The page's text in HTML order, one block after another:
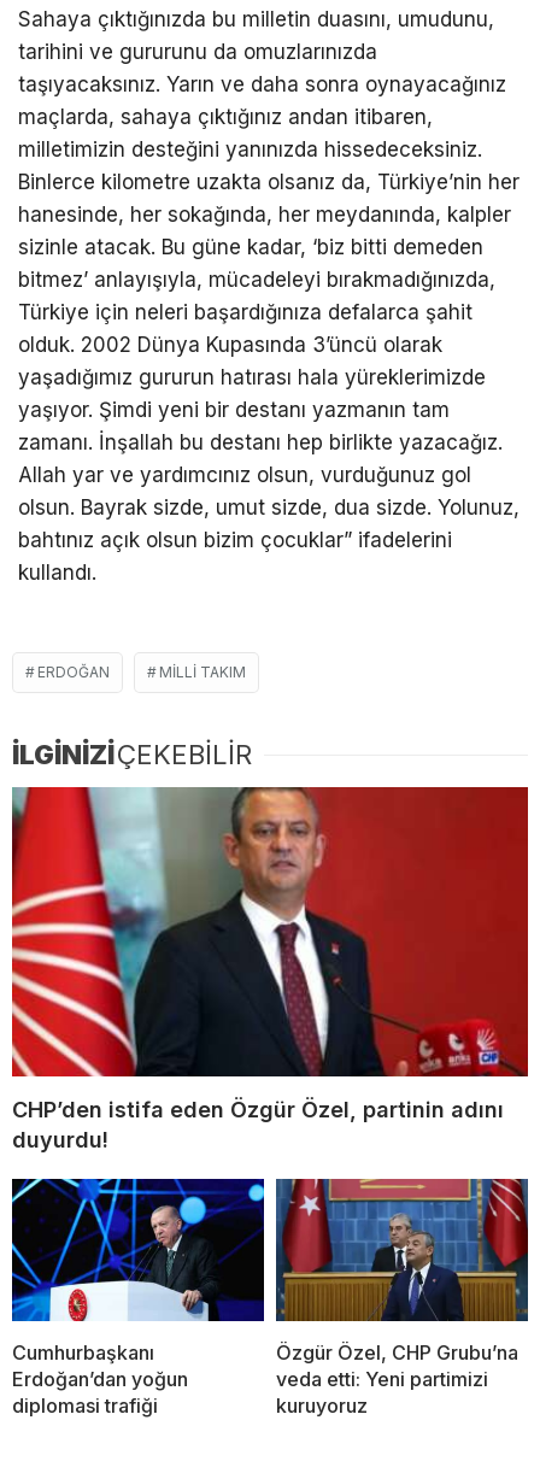
Sahaya çıktığınızda bu milletin duasını, umudunu,
tarihini ve gururunu da omuzlarınızda
taşıyacaksınız. Yarın ve daha sonra oynayacağınız
maçlarda, sahaya çıktığınız andan itibaren,
milletimizin desteğini yanınızda hissedeceksiniz.
Binlerce kilometre uzakta olsanız da, Türkiye’nin her
hanesinde, her sokağında, her meydanında, kalpler
sizinle atacak. Bu güne kadar, ‘biz bitti demeden
bitmez’ anlayışıyla, mücadeleyi bırakmadığınızda,
Türkiye için neleri başardığınıza defalarca şahit
olduk. 2002 Dünya Kupasında 3’üncü olarak
yaşadığımız gururun hatırası hala yüreklerimizde
yaşıyor. Şimdi yeni bir destanı yazmanın tam
zamanı. İnşallah bu destanı hep birlikte yazacağız.
Allah yar ve yardımcınız olsun, vurduğunuz gol
olsun. Bayrak sizde, umut sizde, dua sizde. Yolunuz,
bahtınız açık olsun bizim çocuklar” ifadelerini
kullandı.
ERDOĞAN MILLI TAKIM
İLGİNİZİÇEKEBİLİR
CHP’den istifa eden Özgür Özel, partinin adını
duyurdu!
Cumhurbaşkanı
Erdoğan’dan yoğun
diplomasi trafiği
Özgür Özel, CHP Grubu’na
veda etti: Yeni partimizi
kuruyoruz